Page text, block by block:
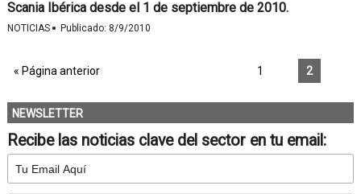
Scania Ibérica desde el 1 de septiembre de 2010.
NOTICIAS · Publicado: 8/9/2010
« Página anterior 1 2
NEWSLETTER
Recibe las noticias clave del sector en tu email: